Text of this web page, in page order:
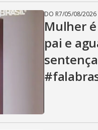
DO R7/05/08/2026
Mulher
pai e